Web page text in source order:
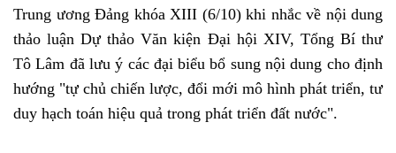
Trung ương Đảng khóa XIII (6/10) khi nhắc về nội dung
thảo luận Dự thảo Văn kiện Đại hội XIV, Tổng Bí thư
Tô Lâm đã lưu ý các đại biểu bổ sung nội dung cho định
hướng "tự chủ chiến lược, đổi mới mô hình phát triển, tư
duy hạch toán hiệu quả trong phát triển đất nước".